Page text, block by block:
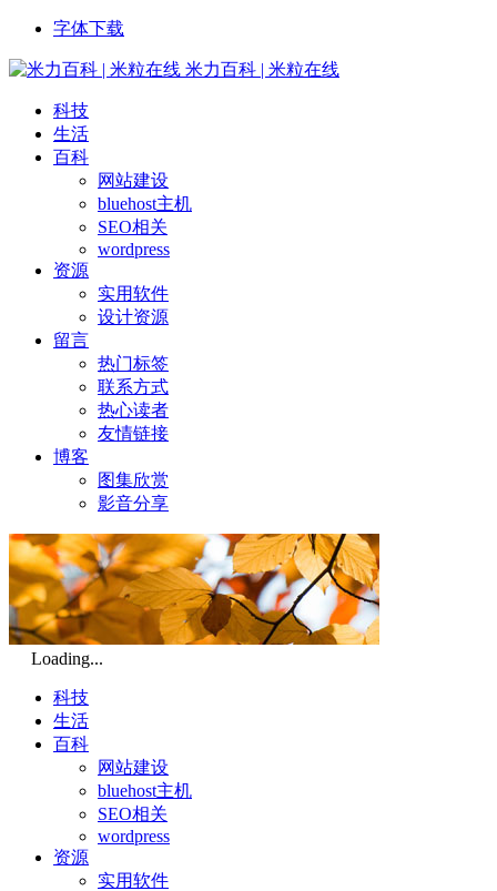
字体下载
米力百科 | 米粒在线
科技
生活
百科
网站建设
bluehost主机
SEO相关
wordpress
资源
实用软件
设计资源
留言
热门标签
联系方式
热心读者
友情链接
博客
图集欣赏
影音分享
Loading...
科技
生活
百科
网站建设
bluehost主机
SEO相关
wordpress
资源
实用软件